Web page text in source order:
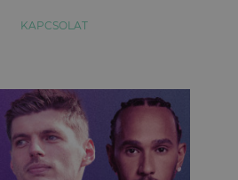
KAPCSOLAT